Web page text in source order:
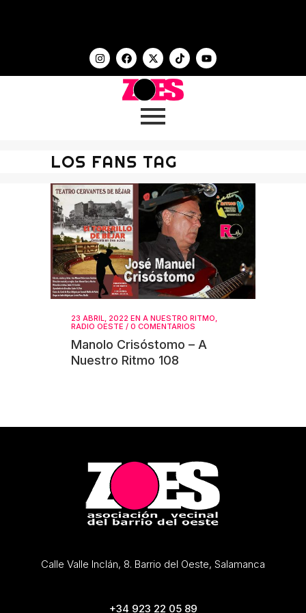
LOS FANS TAG
23 ABRIL, 2022 EN A NUESTRO RITMO
RADIO OESTE / 0 COMENTARIOS
Manolo Crisóstomo – A
Nuestro Ritmo 108
Calle Valle Inclán, 8. Barrio del Oeste, Salamanca
+34 923 22 05 89